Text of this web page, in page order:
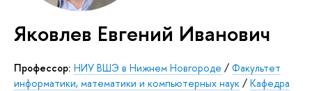
Яковлев Евгений Иванович
Профессор: НИУ ВШЭ в Нижнем Новгороде / Факультет
информатики, математики и компьютерных наук / Кафедра